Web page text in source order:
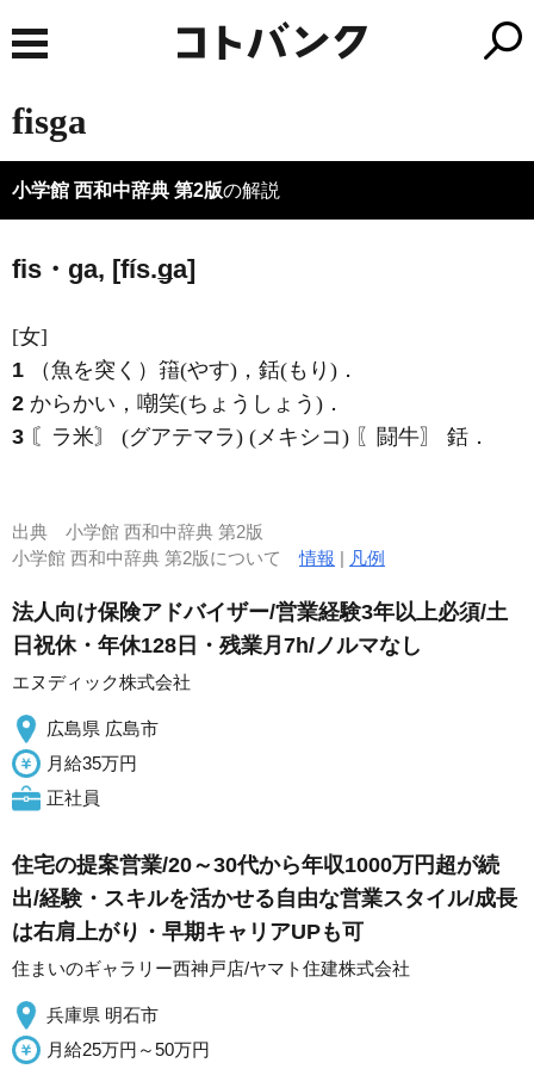
fisga
小学館 西和中辞典 第2版の解説
fis・ga, [fís.ǥa]
[女]
1 （魚を突く）簎(やす)，銛(もり)．
2 からかい，嘲笑(ちょうしょう)．
3 〘ラ米〙 (グアテマラ) (メキシコ) 〖闘牛〗 銛．
出典 小学館 西和中辞典 第2版
小学館 西和中辞典 第2版について情報 | 凡例
法人向け保険アドバイザー/営業経験3年以上必須/土
日祝休・年休128日・残業月7h/ノルマなし
エヌディック株式会社
広島県 広島市
月給35万円
正社員
住宅の提案営業/20～30代から年収1000万円超が続
出/経験・スキルを活かせる自由な営業スタイル/成長
は右肩上がり・早期キャリアUPも可
住まいのギャラリー西神戸店/ヤマト住建株式会社
兵庫県 明石市
月給25万円～50万円